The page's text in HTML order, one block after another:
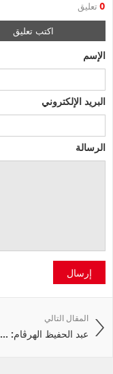
0 تعليق
اكتب تعليق
الإسم
البريد الإلكتروني
الرسالة
إرسال
المقال التالي
عبد الحفيظ الهرڤام: ...